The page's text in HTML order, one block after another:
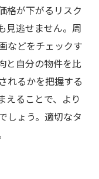
格が下がるリスク
見逃せません。周
などをチェックす
と自分の物件を比
れるかを把握する
えることで、より
しょう。適切なタ